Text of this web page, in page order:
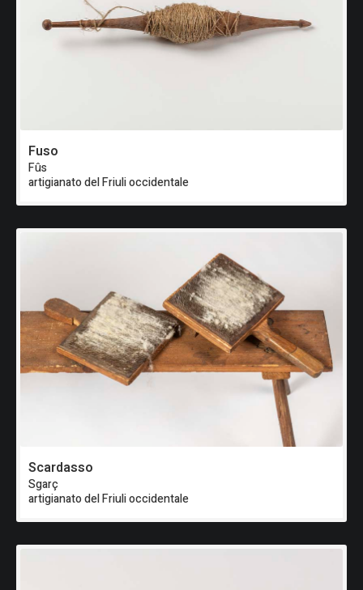
Fuso
Fûs
artigianato del Friuli occidentale
Scardasso
Sgarç
artigianato del Friuli occidentale